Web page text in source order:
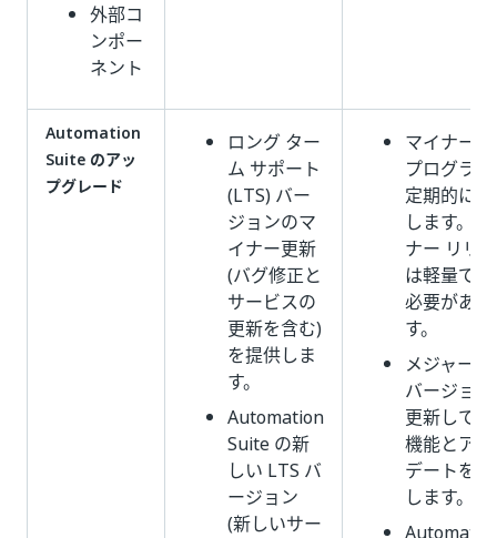
外部コ
ンポー
ネント
Automation
Suite のアッ
プグレード
ロング ター
ム サポート
(LTS) バー
ジョンのマ
イナー更新
(バグ修正と
サービスの
更新を含む)
を提供しま
す。
Automation
Suite の新
しい LTS バ
ージョン
(新しいサー
マイナー
プログラ
定期的に
します。
ナー リリ
は軽量で
必要があ
す。
メジャー
バージョ
更新して
機能とア
デートを
します。